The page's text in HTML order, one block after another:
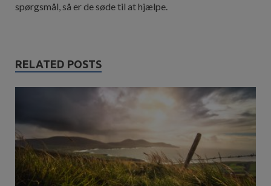
spørgsmål, så er de søde til at hjælpe.
RELATED POSTS